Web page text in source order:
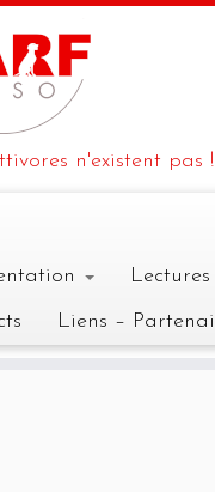
n'existent pas
Liens –